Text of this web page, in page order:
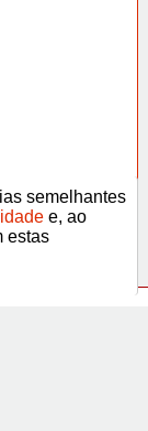
semelhantes
e, ao
estas